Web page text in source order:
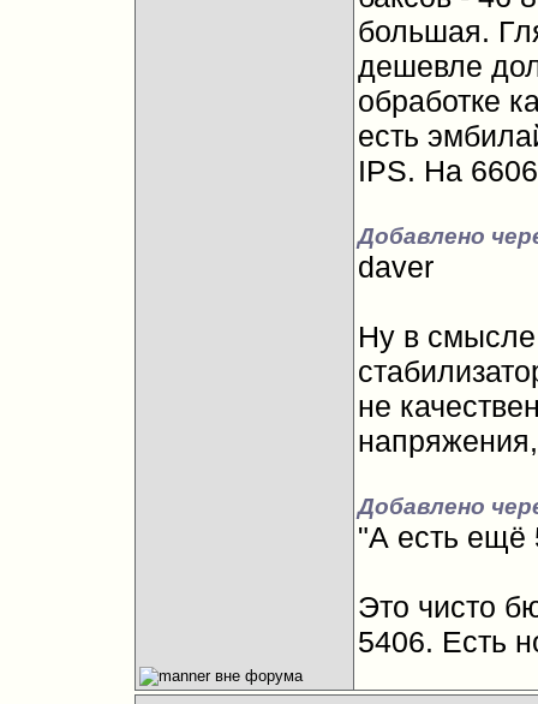
большая.
дешевле
обработке
есть
IPS. На
Добавлено
daver
Ну в
не
Добавлено
"А есть ещё
Это чисто
5406. Есть